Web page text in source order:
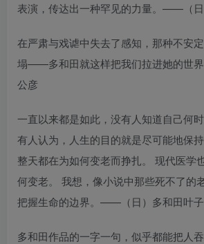
表演，传达出一种罕见的力量。——（
在严肃与戏谑中失去了感知，那种不安
塌——多和田就这样把我们拉进她的世
公彦
一直以来都是如此，没有人知道自己何
有人认为，人生的目的就是尽可能地保
整天都在为如何变老而挣扎。 现代医学
何变老。 我想，像小说中那些死不了的
把握生命的边界。——（日）多和田叶子
多和田作品的一字一句，似乎都能把人